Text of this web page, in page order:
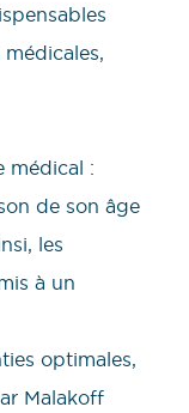
médical :
de son âge
les
à un
optimales,
Malakoff